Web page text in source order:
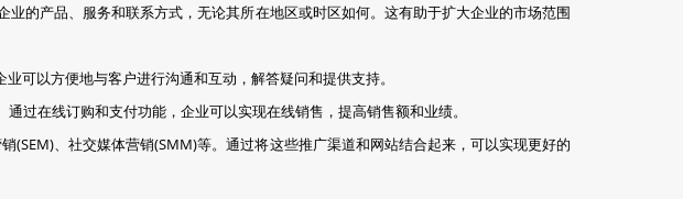
的产品、服务和联系方式，无论其所在地区或时区如何。这有助于扩大企业的市场范围
可以方便地与客户进行沟通和互动，解答疑问和提供支持。
过在线订购和支付功能，企业可以实现在线销售，提高销售额和业绩。
(SEM)、社交媒体营销(SMM)等。通过将这些推广渠道和网站结合起来，可以实现更好的